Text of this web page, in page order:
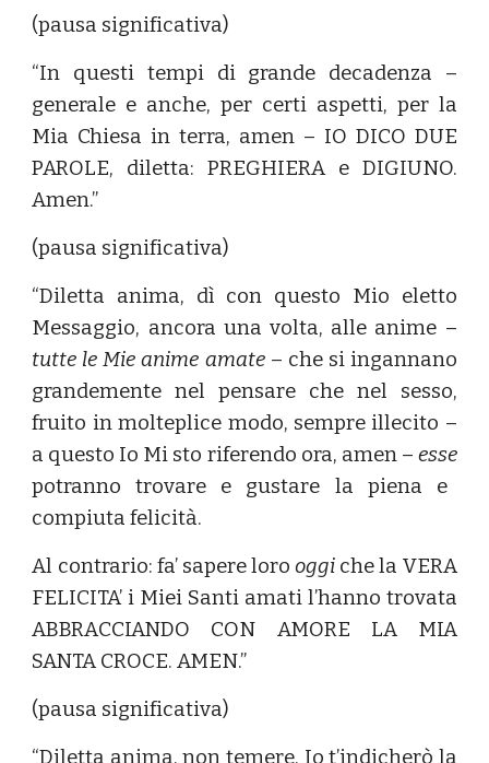
(pausa significativa)
“In questi tempi di grande decadenza –
generale e anche, per certi aspetti, per la
Mia Chiesa in terra, amen – IO DICO DUE
PAROLE, diletta: PREGHIERA e DIGIUNO.
Amen.”
(pausa significativa)
“Diletta anima, dì con questo Mio eletto
Messaggio, ancora una volta, alle anime –
tutte le Mie anime amate – che si ingannano
grandemente nel pensare che nel sesso,
fruito in molteplice modo, sempre illecito –
a questo Io Mi sto riferendo ora, amen – esse
potranno trovare e gustare la piena e
compiuta felicità.
Al contrario: fa’ sapere lorooggi che la VERA
FELICITA’ i Miei Santi amati l’hanno trovata
ABBRACCIANDO CON AMORE LA MIA
SANTA CROCE. AMEN.”
(pausa significativa)
“Diletta anima, non temere. Io t’indicherò la